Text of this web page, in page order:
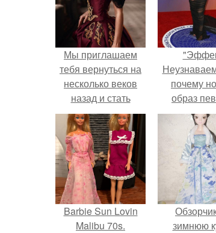
Мы приглашаем
тебя вернуться на
несколько веков
назад и стать
главной героиней
придворной жизни
на фотопроекте
"Queen's Secret"?
почему
образ
вызвал
гранях
Barbie Sun Lovin
Malibu 70s.
зимнюю